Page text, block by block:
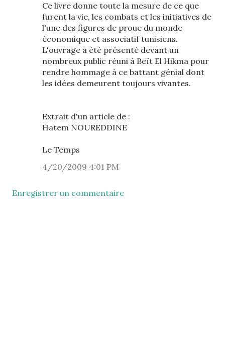
Ce livre donne toute la mesure de ce que
furent la vie, les combats et les initiatives de
l'une des figures de proue du monde
économique et associatif tunisiens.
L'ouvrage a été présenté devant un
nombreux public réuni à Beït El Hikma pour
rendre hommage à ce battant génial dont
les idées demeurent toujours vivantes.
Extrait d'un article de :
Hatem NOUREDDINE
Le Temps
4/20/2009 4:01 PM
Enregistrer un commentaire